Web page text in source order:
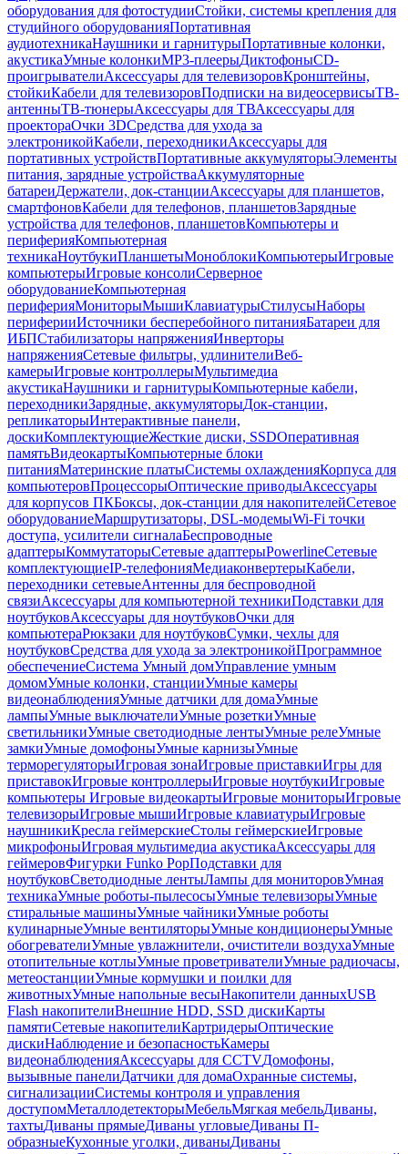
оборудования для фотостудииСтойки, системы крепления для
студийного оборудованияПортативная
аудиотехникаНаушники и гарнитурыПортативные колонки,
акустикаУмные колонкиMP3-плеерыДиктофоныCD-
проигрывателиАксессуары для телевизоровКронштейны,
стойкиКабели для телевизоровПодписки на видеосервисыТВ-
антенныТВ-тюнерыАксессуары для ТВАксессуары для
проектораОчки 3DСредства для ухода за
электроникойКабели, переходникиАксессуары для
портативных устройствПортативные аккумуляторыЭлементы
питания, зарядные устройстваАккумуляторные
батареиДержатели, док-станцииАксессуары для планшетов,
смартфоновКабели для телефонов, планшетовЗарядные
устройства для телефонов, планшетовКомпьютеры и
периферияКомпьютерная
техникаНоутбукиПланшетыМоноблокиКомпьютерыИгровые
компьютерыИгровые консолиСерверное
оборудованиеКомпьютерная
периферияМониторыМышиКлавиатурыСтилусыНаборы
периферииИсточники бесперебойного питанияБатареи для
ИБПСтабилизаторы напряженияИнверторы
напряженияСетевые фильтры, удлинителиВеб-
камерыИгровые контроллерыМультимедиа
акустикаНаушники и гарнитурыКомпьютерные кабели,
переходникиЗарядные, аккумуляторыДок-станции,
репликаторыИнтерактивные панели,
доскиКомплектующиеЖесткие диски, SSDОперативная
памятьВидеокартыКомпьютерные блоки
питанияМатеринские платыСистемы охлажденияКорпуса для
компьютеровПроцессорыОптические приводыАксессуары
для корпусов ПКБоксы, док-станции для накопителейСетевое
оборудованиеМаршрутизаторы, DSL-модемыWi-Fi точки
доступа, усилители сигналаБеспроводные
адаптерыКоммутаторыСетевые адаптерыPowerlineСетевые
комплектующиеIP-телефонияМедиаконвертерыКабели,
переходники сетевыеАнтенны для беспроводной
связиАксессуары для компьютерной техникиПодставки для
ноутбуковАксессуары для ноутбуковОчки для
компьютераРюкзаки для ноутбуковСумки, чехлы для
ноутбуковСредства для ухода за электроникойПрограммное
обеспечениеСистема Умный домУправление умным
домомУмные колонки, станцииУмные камеры
видеонаблюденияУмные датчики для домаУмные
лампыУмные выключателиУмные розеткиУмные
светильникиУмные светодиодные лентыУмные релеУмные
замкиУмные домофоныУмные карнизыУмные
терморегуляторыИгровая зонаИгровые приставкиИгры для
приставокИгровые контроллерыИгровые ноутбукиИгровые
компьютеры Игровые видеокартыИгровые мониторыИгровые
телевизорыИгровые мышиИгровые клавиатурыИгровые
наушникиКресла геймерскиеСтолы геймерскиеИгровые
микрофоныИгровая мультимедиа акустикаАксессуары для
геймеровФигурки Funko PopПодставки для
ноутбуковСветодиодные лентыЛампы для мониторовУмная
техникаУмные роботы-пылесосыУмные телевизорыУмные
стиральные машиныУмные чайникиУмные роботы
кулинарныеУмные вентиляторыУмные кондиционерыУмные
обогревателиУмные увлажнители, очистители воздухаУмные
отопительные котлыУмные проветривателиУмные радиочасы,
метеостанцииУмные кормушки и поилки для
животныхУмные напольные весыНакопители данныхUSB
Flash накопителиВнешние HDD, SSD дискиКарты
памятиСетевые накопителиКартридерыОптические
дискиНаблюдение и безопасностьКамеры
видеонаблюденияАксессуары для CCTVДомофоны,
вызывные панелиДатчики для домаОхранные системы,
сигнализацииСистемы контроля и управления
доступомМеталлодетекторыМебельМягкая мебельДиваны,
тахтыДиваны прямыеДиваны угловыеДиваны П-
образныеКухонные уголки, диваныДиваны